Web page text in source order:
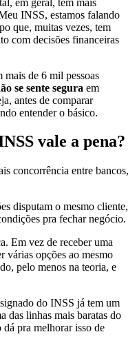
INSS, estamos falando
que, muitas vezes, tem
com decisões financeiras
de 6 mil pessoas
se sente segura em
antes de comparar
entender o básico.
vale a pena?
concorrência entre bancos,
disputam o mesmo cliente,
pra fechar negócio.
Em vez de receber uma
várias opções ao mesmo
pelo menos na teoria, e
do INSS já tem um
das linhas mais baratas do
pra melhorar isso de